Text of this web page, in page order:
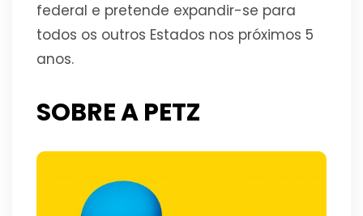
federal e pretende expandir-se para
todos os outros Estados nos próximos 5
anos.
SOBRE A PETZ